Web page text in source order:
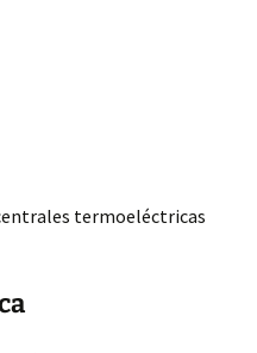
termoeléctricas